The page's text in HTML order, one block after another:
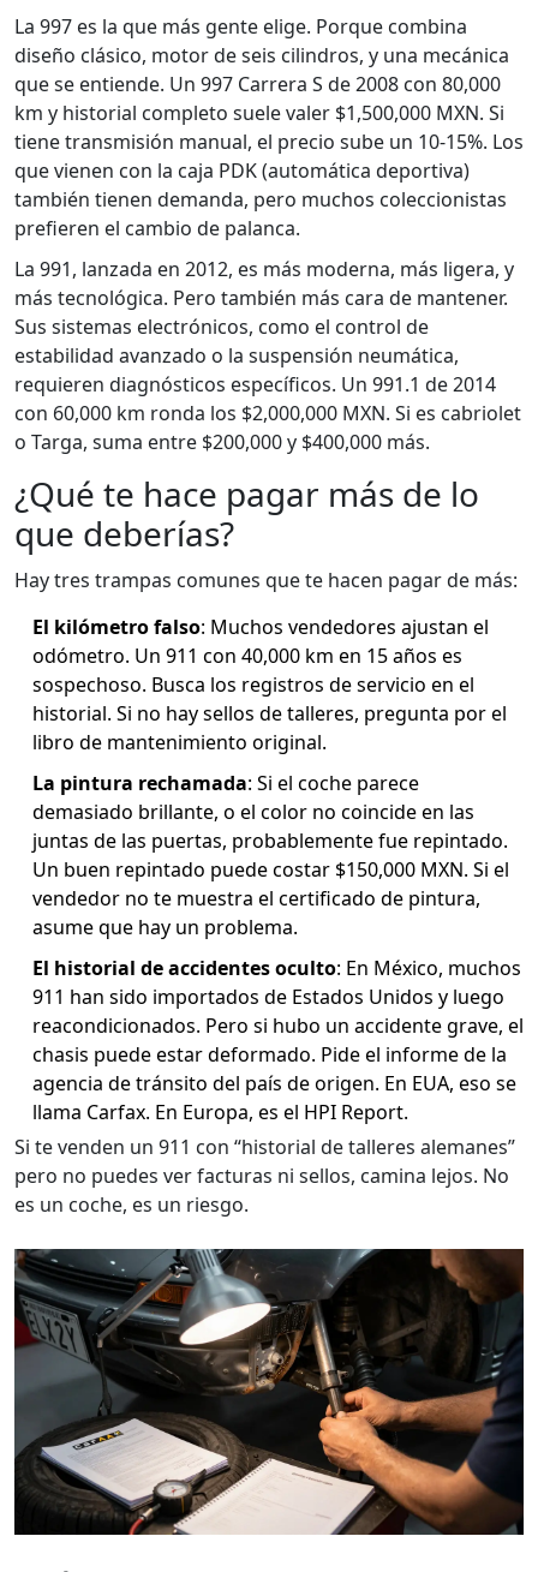
La 997 es la que más gente elige. Porque combina
diseño clásico, motor de seis cilindros, y una mecánica
que se entiende. Un 997 Carrera S de 2008 con 80,000
km y historial completo suele valer $1,500,000 MXN. Si
tiene transmisión manual, el precio sube un 10-15%. Los
que vienen con la caja PDK (automática deportiva)
también tienen demanda, pero muchos coleccionistas
prefieren el cambio de palanca.
La 991, lanzada en 2012, es más moderna, más ligera, y
más tecnológica. Pero también más cara de mantener.
Sus sistemas electrónicos, como el control de
estabilidad avanzado o la suspensión neumática,
requieren diagnósticos específicos. Un 991.1 de 2014
con 60,000 km ronda los $2,000,000 MXN. Si es cabriolet
o Targa, suma entre $200,000 y $400,000 más.
¿Qué te hace pagar más de lo
que deberías?
Hay tres trampas comunes que te hacen pagar de más:
El kilómetro falso: Muchos vendedores ajustan el
odómetro. Un 911 con 40,000 km en 15 años es
sospechoso. Busca los registros de servicio en el
historial. Si no hay sellos de talleres, pregunta por el
libro de mantenimiento original.
La pintura rechamada: Si el coche parece
demasiado brillante, o el color no coincide en las
juntas de las puertas, probablemente fue repintado.
Un buen repintado puede costar $150,000 MXN. Si el
vendedor no te muestra el certificado de pintura,
asume que hay un problema.
El historial de accidentes oculto: En México, muchos
911 han sido importados de Estados Unidos y luego
reacondicionados. Pero si hubo un accidente grave, el
chasis puede estar deformado. Pide el informe de la
agencia de tránsito del país de origen. En EUA, eso se
llama Carfax. En Europa, es el HPI Report.
Si te venden un 911 con “historial de talleres alemanes”
pero no puedes ver facturas ni sellos, camina lejos. No
es un coche, es un riesgo.